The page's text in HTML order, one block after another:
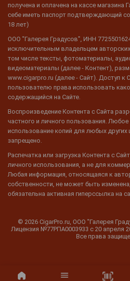
получена и оплачена на кассе магазина
себе иметь паспорт подтверждающий
18 лет)
ООО "Галерея Градусов", ИНН
исключительным владельцем
том числе тексты, фотоматериалы,
видеоматериалы (далее - Контент),
www.cigarpro.ru (далее - Сайт). Доступ к
пользователю права использовать
содержащийся на Сайте.
Воспроизведение Контента с Сайта
частного и личного пользования.
использование копий для любых других
запрещено.
Распечатка или загрузка Контента с
личного использования, а не для
Любая информация, относящаяся к
собственности, не может быть
обязательна активная гиперссылка на
© 2026 CigarPro.ru, ООО "Галерея
Лицензия №77РПА0003933 c 20 апреля
Все права